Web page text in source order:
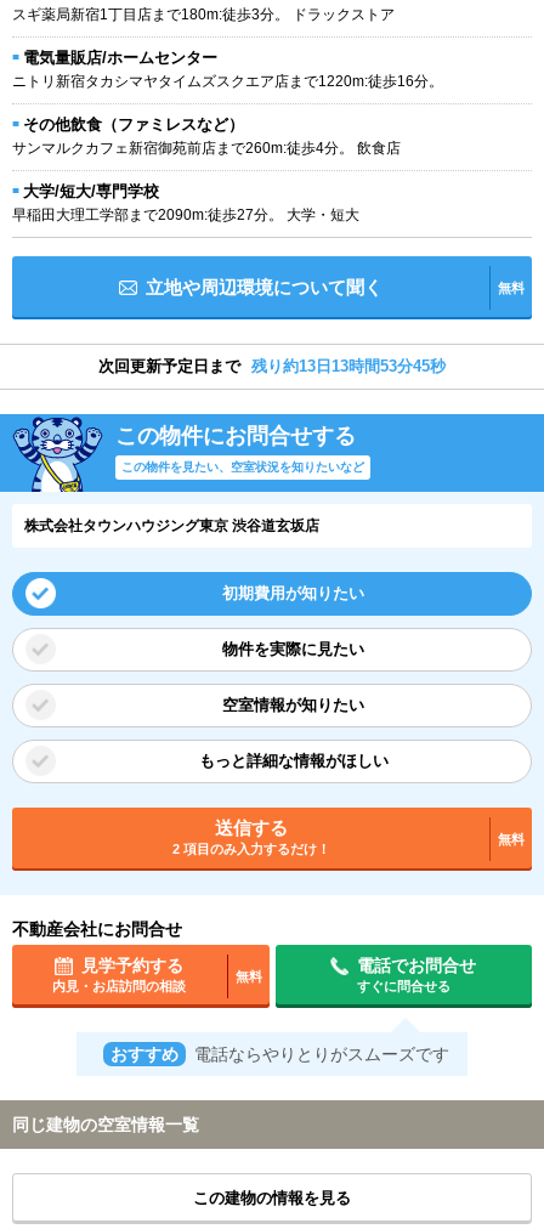
スギ薬局新宿1丁目店まで180m:徒歩3分。 ドラックストア
電気量販店/ホームセンター
ニトリ新宿タカシマヤタイムズスクエア店まで1220m:徒歩16分。
その他飲食（ファミレスなど）
サンマルクカフェ新宿御苑前店まで260m:徒歩4分。 飲食店
大学/短大/専門学校
早稲田大理工学部まで2090m:徒歩27分。 大学・短大
立地や周辺環境について聞く 無料
次回更新予定日まで 残り約13日13時間53分44秒
この物件にお問合せする
この物件を見たい、空室状況を知りたいなど
株式会社タウンハウジング東京 渋谷道玄坂店
初期費用が知りたい
物件を実際に見たい
空室情報が知りたい
もっと詳細な情報がほしい
送信する
2 項目のみ入力するだけ！
無料
不動産会社にお問合せ
見学予約する
内見・お店訪問の相談
無料
電話でお問合せ
すぐに問合せる
おすすめ 電話ならやりとりがスムーズです
同じ建物の空室情報一覧
この建物の情報を見る